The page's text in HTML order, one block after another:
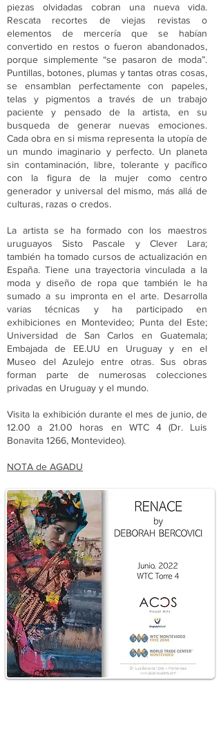
piezas olvidadas cobran una nueva vida.
Rescata recortes de viejas revistas o
elementos de mercería que se habían
convertido en restos o fueron abandonados,
porque simplemente “se pasaron de moda”.
Puntillas, botones, plumas y tantas otras cosas,
se ensamblan perfectamente con papeles,
telas y pigmentos a través de un trabajo
paciente y pensado de la artista, en su
busqueda de generar nuevas emociones.
Cada obra en si misma representa la utopía de
un mundo imaginario y perfecto. Un planeta
sin contaminación, libre, tolerante y pacífico
con la figura de la mujer como centro
generador y universal del mismo, más allá de
culturas, razas o credos.
La artista se ha formado con los maestros
uruguayos Sisto Pascale y Clever Lara;
también ha tomado cursos de actualización en
España. Tiene una trayectoria vinculada a la
moda y diseño de ropa que también le ha
sumado a su impronta en el arte. Desarrolla
varias técnicas y ha participado en
exhibiciones en Montevideo; Punta del Este;
Universidad de San Carlos en Guatemala;
Embajada de EE.UU en Uruguay y en el
Museo del Azulejo entre otras. Sus obras
forman parte de numerosas colecciones
privadas en Uruguay y el mundo.
Visita la exhibición durante el mes de junio, de
12.00 a 21.00 horas en WTC 4 (Dr. Luis
Bonavita 1266, Montevideo).
NOTA de AGADU